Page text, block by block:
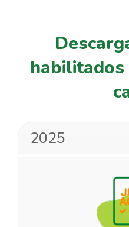
habilitados
2025